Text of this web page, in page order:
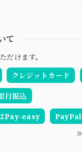
て
だけます。
クレジットカード
行振込
Pay-easy PayPal